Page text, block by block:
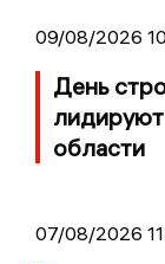
09/08/2026
День
лидируют
области
07/08/2026